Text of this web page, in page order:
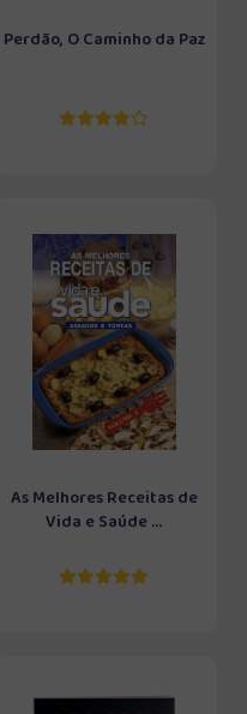
Perdão, O Caminho da Paz
As Melhores Receitas de
Vida e Saúde ...